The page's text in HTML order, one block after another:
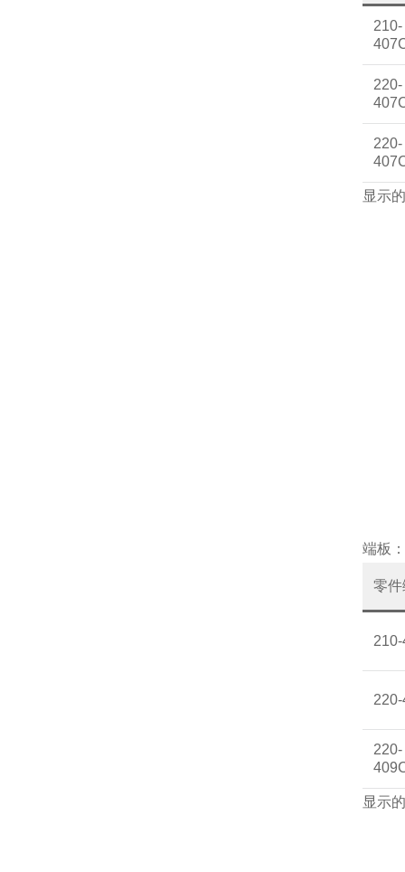
210-
220-
220-
显示
端板
零
220-
显示